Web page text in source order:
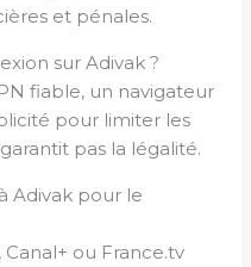
et pénales.
sur Adivak ?
fiable, un navigateur
pour limiter les
pas la légalité.
Adivak pour le
ou France.tv